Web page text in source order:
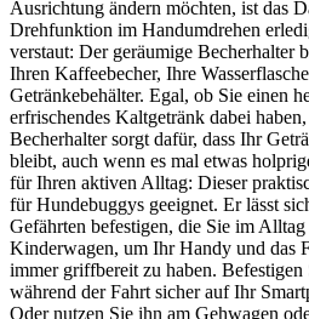
Ausrichtung ändern möchten, ist das
Drehfunktion im Handumdrehen
verstaut: Der geräumige Becherhalter
Ihren Kaffeebecher, Ihre
Getränkebehälter. Egal, ob Sie einen
erfrischendes Kaltgetränk dabei
Becherhalter sorgt dafür, dass Ihr
bleibt, auch wenn es mal etwas
für Ihren aktiven Alltag: Dieser
für Hundebuggys geeignet. Er lässt
Gefährten befestigen, die Sie im
Kinderwagen, um Ihr Handy und das
immer griffbereit zu haben.
während der Fahrt sicher auf Ihr
Oder nutzen Sie ihn am Gehwagen